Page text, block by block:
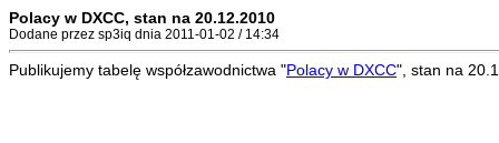
Polacy w DXCC, stan na 20.12.2010
Dodane przez sp3iq dnia 2011-01-02 / 14:34
Publikujemy tabelę współzawodnictwa "Polacy w DXCC", stan na